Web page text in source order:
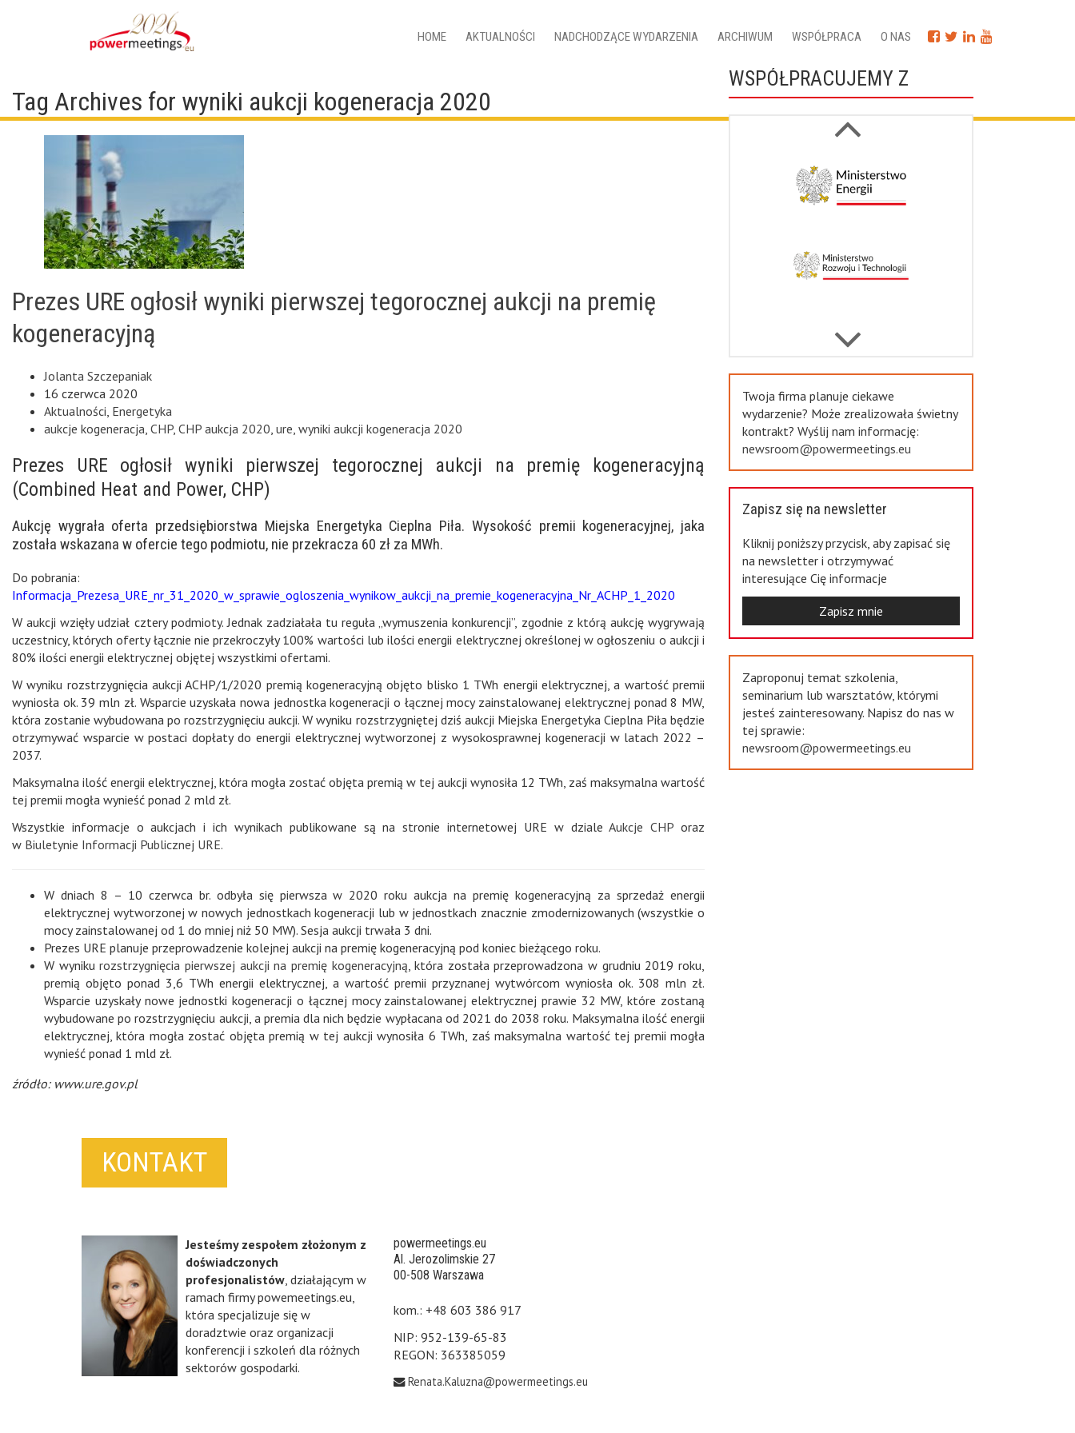
HOME AKTUALNOŚCI NADCHODZĄCE WYDARZENIA ARCHIWUM WSPÓŁPRACA O NAS
Tag Archives for wyniki aukcji kogeneracja 2020
Prezes URE ogłosił wyniki pierwszej tegorocznej aukcji na premię
kogeneracyjną
Jolanta Szczepaniak
16 czerwca 2020
Aktualności Energetyka
aukcje kogeneracja CHP, CHP aukcja 2020 ure wyniki aukcji kogeneracja 2020
Prezes URE ogłosił wyniki pierwszej tegorocznej aukcji na premię kogeneracyjną
(Combined Heat and Power, CHP)
Aukcję wygrała oferta przedsiębiorstwa Miejska Energetyka Cieplna Piła. Wysokość premii kogeneracyjnej, jaka
została wskazana w ofercie tego podmiotu, nie przekracza 60 zł za MWh.
Do pobrania:
Informacja_Prezesa_URE_nr_31_2020_w_sprawie_ogloszenia_wynikow_aukcji_na_premie_kogeneracyjna_Nr_ACHP_1_2020
W aukcji wzięły udział cztery podmioty. Jednak zadziałała tu reguła „wymuszenia konkurencji”, zgodnie z którą aukcję wygrywają
uczestnicy, których oferty łącznie nie przekroczyły 100% wartości lub ilości energii elektrycznej określonej w ogłoszeniu o aukcji i
80% ilości energii elektrycznej objętej wszystkimi ofertami.
W wyniku rozstrzygnięcia aukcji ACHP/1/2020 premią kogeneracyjną objęto blisko 1 TWh energii elektrycznej, a wartość premii
wyniosła ok. 39 mln zł. Wsparcie uzyskała nowa jednostka kogeneracji o łącznej mocy zainstalowanej elektrycznej ponad 8 MW,
która zostanie wybudowana po rozstrzygnięciu aukcji. W wyniku rozstrzygniętej dziś aukcji Miejska Energetyka Cieplna Piła będzie
otrzymywać wsparcie w postaci dopłaty do energii elektrycznej wytworzonej z wysokosprawnej kogeneracji w latach 2022 –
2037.
Maksymalna ilość energii elektrycznej, która mogła zostać objęta premią w tej aukcji wynosiła 12 TWh, zaś maksymalna wartość
tej premii mogła wynieść ponad 2 mld zł.
Wszystkie informacje o aukcjach i ich wynikach publikowane są na stronie internetowej URE w dzialeAukcje CHPoraz
w Biuletynie Informacji Publicznej URE.
W dniach 8 – 10 czerwca br. odbyła się pierwsza w 2020 roku aukcja na premię kogeneracyjną za sprzedaż energii
elektrycznej wytworzonej w nowych jednostkach kogeneracji lub w jednostkach znacznie zmodernizowanych (wszystkie o
mocy zainstalowanej od 1 do mniej niż 50 MW). Sesja aukcji trwała 3 dni.
Prezes URE planuje przeprowadzenie kolejnej aukcji na premię kogeneracyjną pod koniec bieżącego roku.
W wynikurozstrzygnięcia pierwszej aukcji na premię kogeneracyjną, która została przeprowadzona w grudniu 2019 roku,
premią objęto ponad 3,6 TWh energii elektrycznej, a wartość premii przyznanej wytwórcom wyniosła ok. 308 mln zł.
Wsparcie uzyskały nowe jednostki kogeneracji o łącznej mocy zainstalowanej elektrycznej prawie 32 MW, które zostaną
wybudowane po rozstrzygnięciu aukcji, a premia dla nich będzie wypłacana od 2021 do 2038 roku. Maksymalna ilość energii
elektrycznej, która mogła zostać objęta premią w tej aukcji wynosiła 6 TWh, zaś maksymalna wartość tej premii mogła
wynieść ponad 1 mld zł.
źródło: www.ure.gov.pl
WSPÓŁPRACUJEMY Z
Twoja firma planuje ciekawe
wydarzenie? Może zrealizowała świetny
kontrakt? Wyślij nam informację:
newsroom@powermeetings.eu
Zapisz się na newsletter
Kliknij poniższy przycisk, aby zapisać się
na newsletter i otrzymywać
interesujące Cię informacje
Zapisz mnie
Zaproponuj temat szkolenia,
seminarium lub warsztatów, którymi
jesteś zainteresowany. Napisz do nas w
tej sprawie:
newsroom@powermeetings.eu
KONTAKT
Jesteśmy zespołem złożonym z
doświadczonych
profesjonalistów, działającym w
ramach firmy powemeetings.eu,
która specjalizuje się w
doradztwie oraz organizacji
konferencji i szkoleń dla różnych
sektorów gospodarki.
powermeetings.eu
Al. Jerozolimskie 27
00-508 Warszawa
kom.: +48 603 386 917
NIP: 952-139-65-83
REGON: 363385059
Renata.Kaluzna@powermeetings.eu